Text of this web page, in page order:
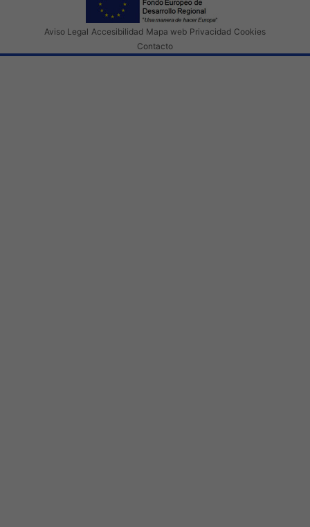
Aviso Legal Accesibilidad Mapa web Privacidad Cookies
Contacto